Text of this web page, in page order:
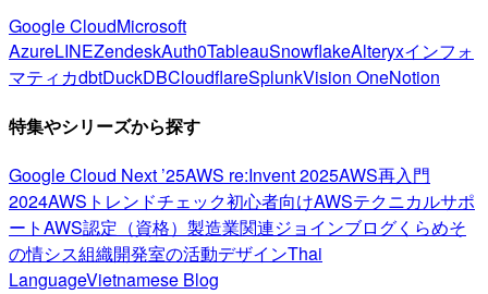
Google CloudMicrosoft
AzureLINEZendeskAuth0TableauSnowflakeAlteryxインフォ
マティカdbtDuckDBCloudflareSplunkVision OneNotion
特集やシリーズから探す
Google Cloud Next ’25AWS re:Invent 2025AWS再入門
2024AWSトレンドチェック初心者向けAWSテクニカルサポ
ートAWS認定（資格） 製造業関連ジョインブログくらめそ
の情シス組織開発室の活動デザインThai
LanguageVietnamese Blog